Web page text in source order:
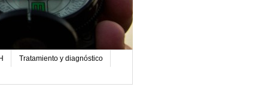
Tratamiento y diagnóstico